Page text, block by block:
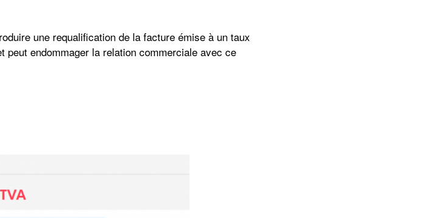
une requalification de la facture émise à un taux
peut endommager la relation commerciale avec ce